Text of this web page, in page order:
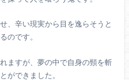
、辛い現実から目を逸らそうと
のです。
ますが、夢の中で自身の頸を斬
ができました。